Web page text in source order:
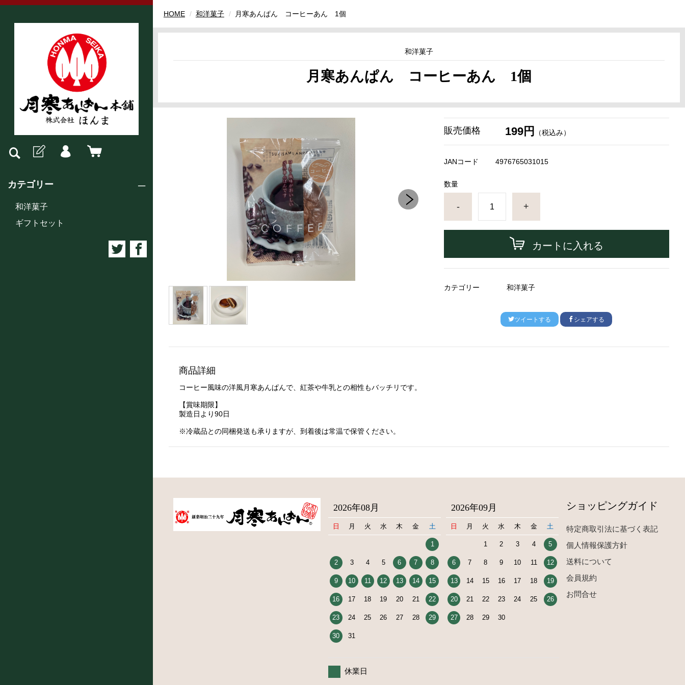
カテゴリー
和洋菓子
ギフトセット
HOME 和洋菓子 月寒あんぱん コーヒーあん 1個
和洋菓子
月寒あんぱん コーヒーあん 1個
販売価格 199円 （税込み）
JANコード 4976765031015
数量
- +
カートに入れる
カテゴリー 和洋菓子
ツイートする シェアする
商品詳細
コーヒー風味の洋風月寒あんぱんで、紅茶や牛乳との相性もバッチリです。
【賞味期限】
製造日より90日
※冷蔵品との同梱発送も承りますが、到着後は常温で保管ください。
2026年08月
日 月 火 水 木 金 土
1
2 3 4 5 6 7 8
9 10 11 12 13 14 15
16 17 18 19 20 21 22
23 24 25 26 27 28 29
30 31
2026年09月
日 月 火 水 木 金 土
1 2 3 4 5
6 7 8 9 10 11 12
13 14 15 16 17 18 19
20 21 22 23 24 25 26
27 28 29 30
休業日
ショッピングガイド
特定商取引法に基づく表記
個人情報保護方針
送料について
会員規約
お問合せ